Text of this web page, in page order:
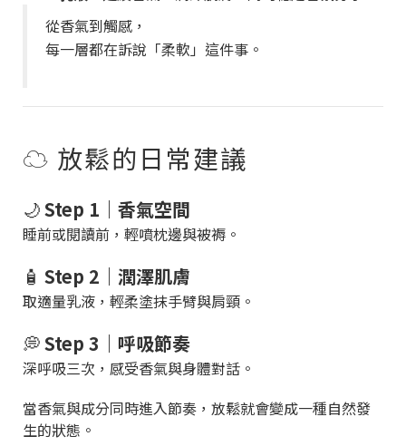
從香氣到觸感，
每一層都在訴說「柔軟」這件事。
☁️ 放鬆的日常建議
🌙Step 1｜香氣空間
睡前或閱讀前，輕噴枕邊與被褥。
🧴 Step 2｜潤澤肌膚
取適量乳液，輕柔塗抹手臂與肩頸。
💭Step 3｜呼吸節奏
深呼吸三次，感受香氣與身體對話。
當香氣與成分同時進入節奏，放鬆就會變成一種自然發
生的狀態。